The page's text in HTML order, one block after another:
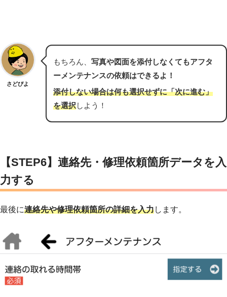
さどぴよ
もちろん、 写真や図面を添付しなくてもアフタ
ーメンテナンスの依頼はできるよ！
添付しない場合は何も選択せずに「次に進む」
を選択しよう！
【STEP6】連絡先・修理依頼箇所データを入
力する
最後に連絡先や修理依頼箇所の詳細を入力します。